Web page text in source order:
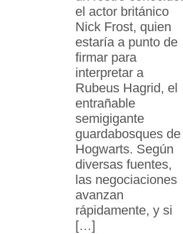
el actor británico
Nick Frost, quien
estaría a punto de
firmar para
interpretar a
Rubeus Hagrid, el
entrañable
semigigante
guardabosques de
Hogwarts. Según
diversas fuentes,
las negociaciones
avanzan
rápidamente, y si
[…]